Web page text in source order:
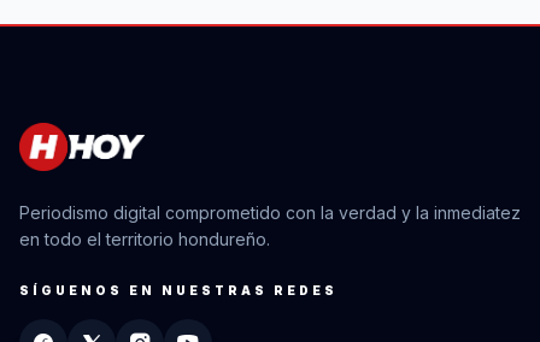
Periodismo digital comprometido con la verdad y la inmediatez
en todo el territorio hondureño.
SÍGUENOS EN NUESTRAS REDES